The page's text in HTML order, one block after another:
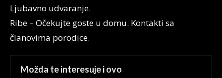
Ljubavno udvaranje.
Ribe – Očekujte goste u domu. Kontakti sa
članovima porodice.
Možda te interesuje i ovo